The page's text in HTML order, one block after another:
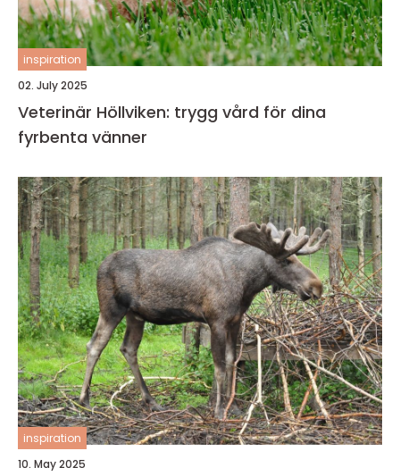
inspiration
02. July 2025
Veterinär Höllviken: trygg vård för dina
fyrbenta vänner
inspiration
10. May 2025